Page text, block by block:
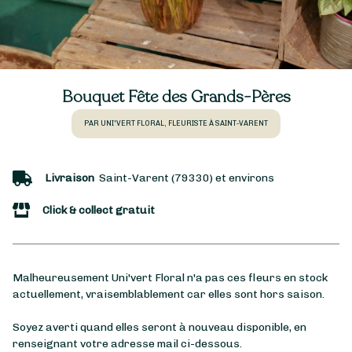
Bouquet Fête des Grands-Pères
PAR UNI'VERT FLORAL, FLEURISTE À SAINT-VARENT
Livraison Saint-Varent (79330) et environs
Click & collect gratuit
Malheureusement Uni'vert Floral n'a pas ces fleurs en stock
actuellement, vraisemblablement car elles sont hors saison.
Soyez averti quand elles seront à nouveau disponible, en
renseignant votre adresse mail ci-dessous.